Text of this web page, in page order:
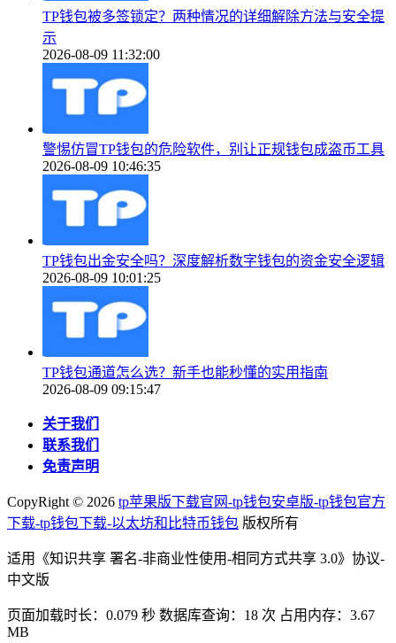
TP钱包被多签锁定？两种情况的详细解除方法与安全提
示
2026-08-09 11:32:00
警惕仿冒TP钱包的危险软件，别让正规钱包成盗币工具
2026-08-09 10:46:35
TP钱包出金安全吗？深度解析数字钱包的资金安全逻辑
2026-08-09 10:01:25
TP钱包通道怎么选？新手也能秒懂的实用指南
2026-08-09 09:15:47
关于我们
联系我们
免责声明
CopyRight © 2026 tp苹果版下载官网-tp钱包安卓版-tp钱包官方
下载-tp钱包下载-以太坊和比特币钱包 版权所有
适用《知识共享 署名-非商业性使用-相同方式共享 3.0》协议-
中文版
页面加载时长：0.079 秒 数据库查询：18 次 占用内存：3.67
MB